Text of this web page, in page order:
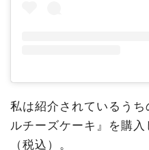
私は紹介されているう
ルチーズケーキ』を購
（税込）。